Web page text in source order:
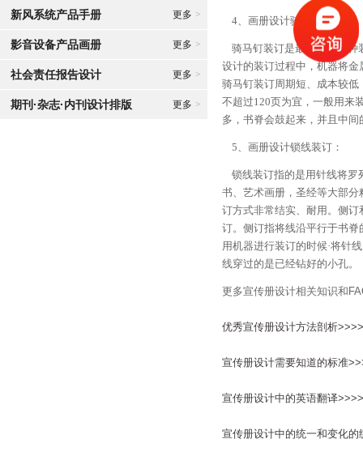
新风系统产品手册 更多 >
影音设备产品画册 更多 >
社会责任报告设计 更多 >
期刊·杂志·内刊设计排版 更多 >
4、画册设计骑马钉装订：
骑马钉装订是最常见的一种
设计的装订过程中，机器将
骑马钉装订周期短、成本较
不超过120页为宜，一般用来
多，书脊会鼓起来，并且中
5、画册设计锁线装订：
锁线装订指的是用针线将罗
书、艺术画册，圣经等大部
订方式非常结实、耐用。侧
订。侧订指将线沿平行于书
用机器进行装订的时候·将针
线穿过的是已经钻好的小孔。
更多宣传册设计相关知识和
优秀宣传册设计方法剖析
宣传册设计需要知道的标准
宣传册设计中的英语翻译
宣传册设计中的统一和变化